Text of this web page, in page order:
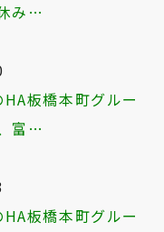
み…
板橋本町グルー
富…
板橋本町グルー